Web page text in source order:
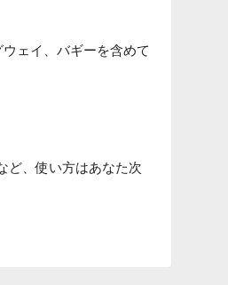
ェイ、バギーを含めて
ど、使い方はあなた次